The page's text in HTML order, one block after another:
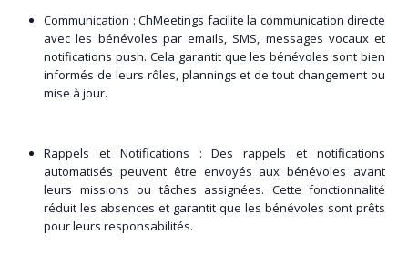
Communication : ChMeetings facilite la communication directe
avec les bénévoles par emails, SMS, messages vocaux et
notifications push. Cela garantit que les bénévoles sont bien
informés de leurs rôles, plannings et de tout changement ou
mise à jour.
Rappels et Notifications : Des rappels et notifications
automatisés peuvent être envoyés aux bénévoles avant
leurs missions ou tâches assignées. Cette fonctionnalité
réduit les absences et garantit que les bénévoles sont prêts
pour leurs responsabilités.